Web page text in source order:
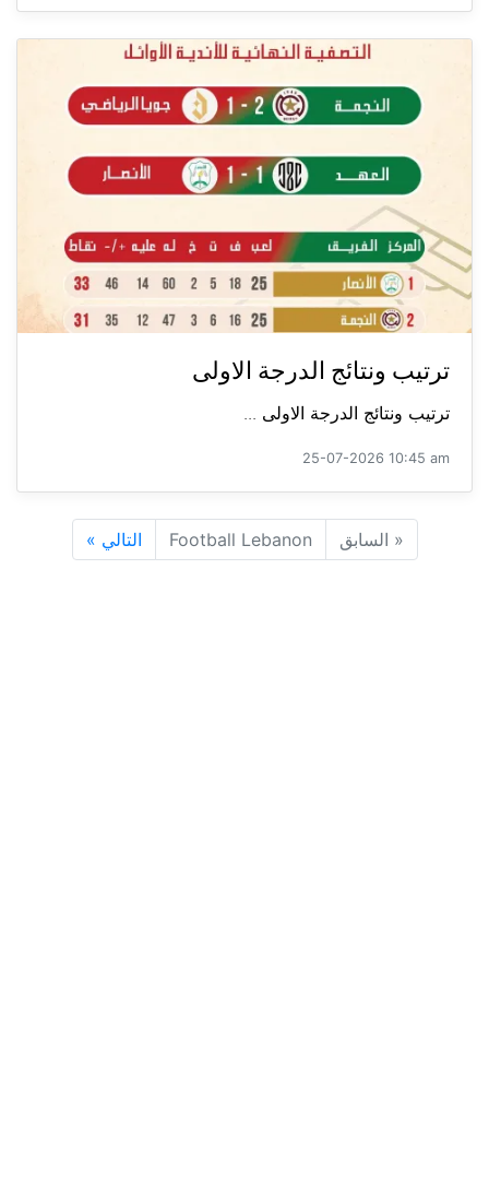
ترتيب ونتائج الدرجة الاولى
ترتيب ونتائج الدرجة الاولى ...
25-07-2026 10:45 am
« السابق Football Lebanon التالي »